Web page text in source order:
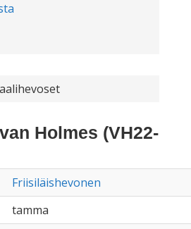
Holmes (VH22-
Friisiläishevonen
tamma